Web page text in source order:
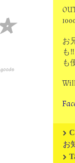
お
も
も
お